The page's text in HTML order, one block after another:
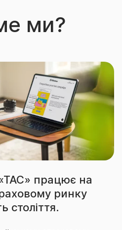
ми?
працює на
ринку
століття.